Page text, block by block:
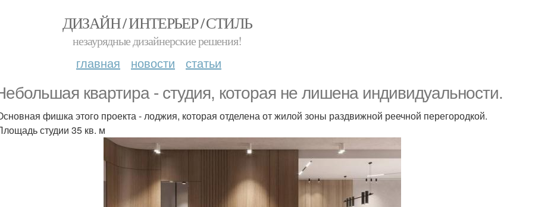
ДИЗАЙН / ИНТЕРЬЕР / СТИЛЬ
незаурядные дизайнерские решения!
главная новости статьи
квартира - студия, которая не лишена индивидуальности.
фишка этого проекта - лоджия, которая отделена от жилой зоны раздвижной реечной перегородкой.
студии 35 кв. м